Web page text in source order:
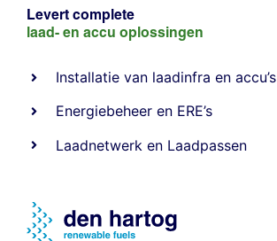
Levert complete
laad- en accu oplossingen
Installatie van laadinfra en accu’s
Energiebeheer en ERE’s
Laadnetwerk en Laadpassen